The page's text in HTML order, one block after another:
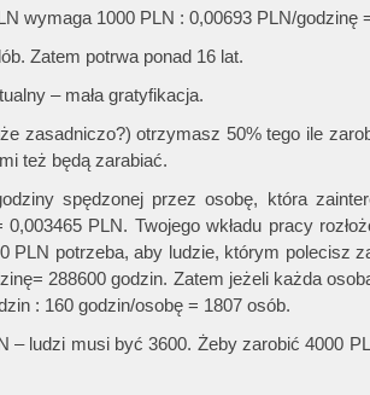
wymaga 1000 PLN : 0,00693 PLN/godzinę
Zatem potrwa ponad 16 lat.
– mała gratyfikacja.
zasadniczo?) otrzymasz 50% tego ile
też będą zarabiać.
spędzonej przez osobę, która
PLN. Twojego wkładu pracy
PLN potrzeba, aby ludzie, którym polecisz
288600 godzin. Zatem jeżeli każda
: 160 godzin/osobę = 1807 osób.
– ludzi musi być 3600. Żeby zarobić 4000